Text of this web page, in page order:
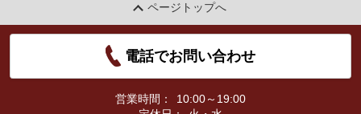
ページトップへ
電話でお問い合わせ
営業時間：
10:00～19:00